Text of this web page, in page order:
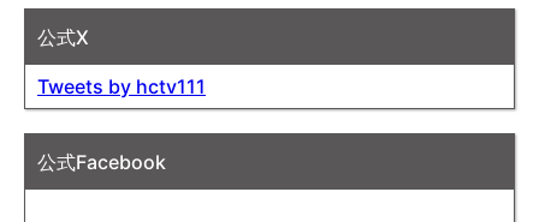
公式X
Tweets by hctv111
公式Facebook